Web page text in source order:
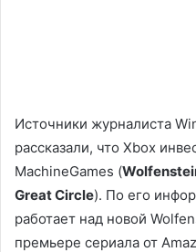
Источники журналиста
рассказали, что Xbox
MachineGames (
Great Circle). По его
работает над новой
премьере сериала от